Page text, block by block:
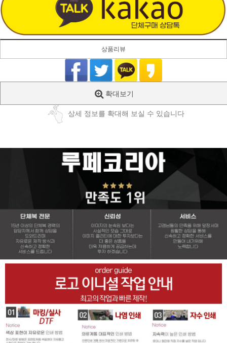
상품리뷰
확대보기
상세 정보를 확대해 보실 수 있습니다